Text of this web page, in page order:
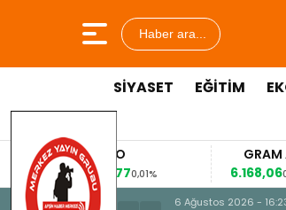
Haber ara...
SİYASET EĞİTİM
EURO
53,84770,01%
GRAM ALTIN
6.168,06
0,22%
6 Ağustos 2026 -